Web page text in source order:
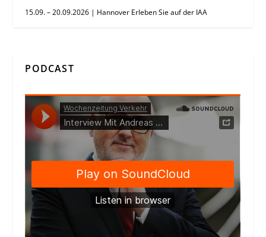
15.09. – 20.09.2026 | Hannover Erleben Sie auf der IAA
PODCAST